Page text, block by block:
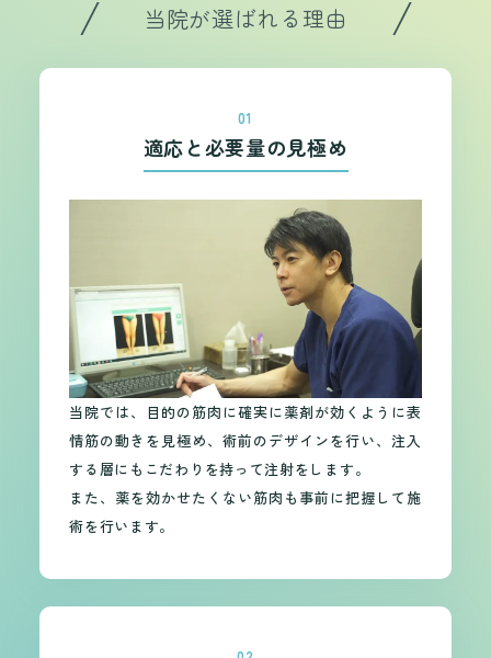
当院が選ばれる理由
01
適応と必要量の見極め
当院では、目的の筋肉に確実に薬剤が効くように表
情筋の動きを見極め、術前のデザインを行い、注入
する層にもこだわりを持って注射をします。
また、薬を効かせたくない筋肉も事前に把握して施
術を行います。